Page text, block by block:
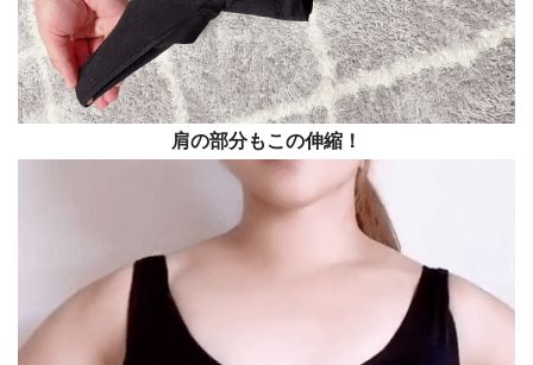
肩の部分もこの伸縮！